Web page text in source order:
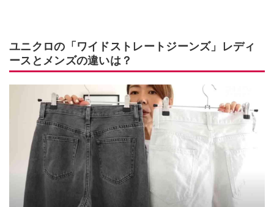
ユニクロの「ワイドストレートジーンズ」レディ
ースとメンズの違いは？